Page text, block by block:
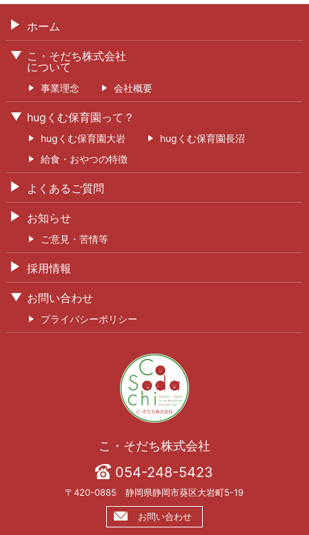
ホーム
こ・そだち株式会社
について
事業理念 会社概要
hugくむ保育園って？
hugくむ保育園大岩
hugくむ保育園長沼
給食・おやつの特徴
よくあるご質問
お知らせ
ご意見・苦情等
採用情報
お問い合わせ
プライバシーポリシー
こ・そだち株式会社
054-248-5423
〒420-0885 静岡県静岡市葵区大岩町5-19
お問い合わせ